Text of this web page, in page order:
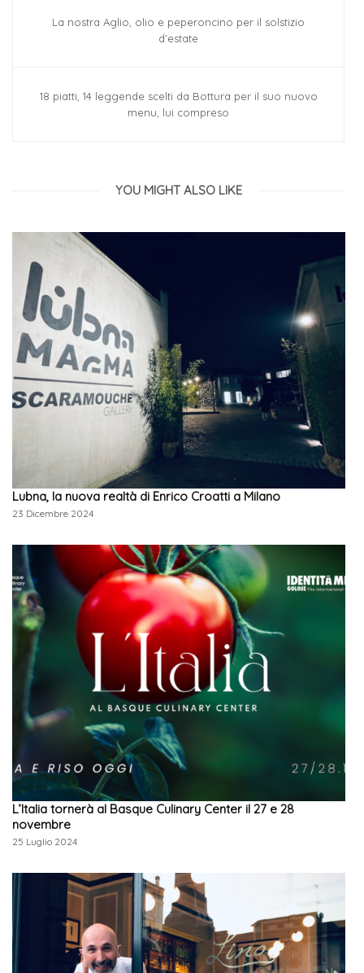
La nostra Aglio, olio e peperoncino per il solstizio
d’estate
18 piatti, 14 leggende scelti da Bottura per il suo nuovo
menu, lui compreso
YOU MIGHT ALSO LIKE
Lubna, la nuova realtà di Enrico Croatti a Milano
23 Dicembre 2024
L’Italia tornerà al Basque Culinary Center il 27 e 28
novembre
25 Luglio 2024